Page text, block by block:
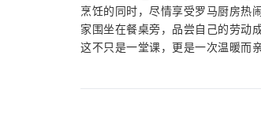
烹饪的同时，尽情享受罗马厨房热
家围坐在餐桌旁，品尝自己的劳动
这不只是一堂课，更是一次温暖而